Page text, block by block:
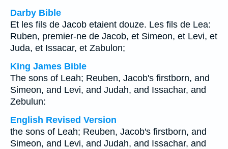
Darby Bible
Et les fils de Jacob etaient douze. Les fils de Lea:
Ruben, premier-ne de Jacob, et Simeon, et Levi, et
Juda, et Issacar, et Zabulon;
King James Bible
The sons of Leah; Reuben, Jacob's firstborn, and
Simeon, and Levi, and Judah, and Issachar, and
Zebulun:
English Revised Version
the sons of Leah; Reuben, Jacob's firstborn, and
Simeon, and Levi, and Judah, and Issachar, and